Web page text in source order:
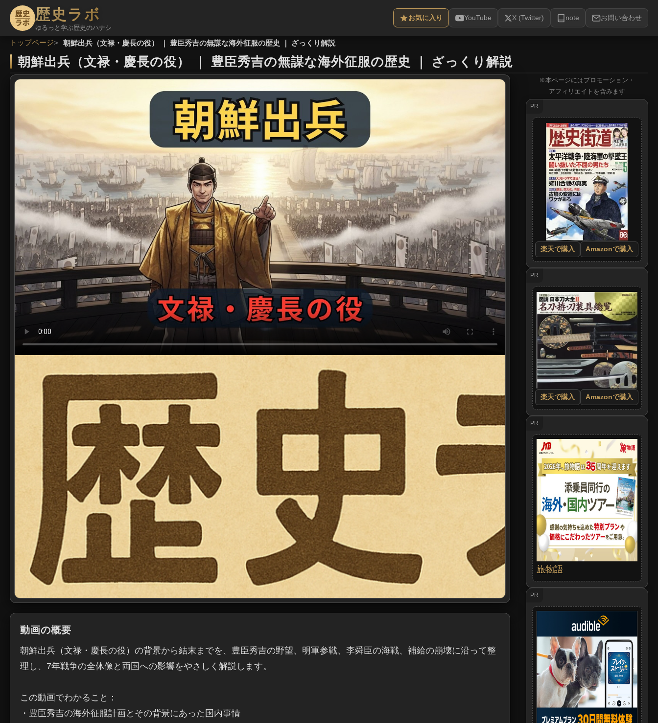
歴史ラボ
ゆるっと学ぶ歴史のハナシ
お気に入り YouTube X (Twitter) note お問い合わせ
トップページ 朝鮮出兵（文禄・慶長の役） ｜ 豊臣秀吉の無謀な海外征服の歴史 ｜ ざっくり解説
朝鮮出兵（文禄・慶長の役） 豊臣秀吉の無謀な海外征服の歴史 ざっくり解説
動画の概要
朝鮮出兵（文禄・慶長の役）の背景から結末までを、豊臣秀吉の野望、明軍参戦、李舜臣の海戦、補給の崩壊に沿って整
理し、7年戦争の全体像と両国への影響をやさしく解説します。
この動画でわかること：
・豊臣秀吉の海外征服計画とその背景にあった国内事情
※本ページにはプロモーション・
アフィリエイトを含みます
PR
楽天で購入 Amazonで購入
PR
楽天で購入 Amazonで購入
PR
旅物語
PR